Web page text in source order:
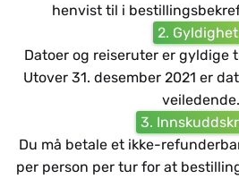
henvist til i
2. Gyldighet
Datoer og reiseruter er gyldige
Utover 31. desember 2021 er
veiledende.
3.
Du må betale et ikke-
per person per tur for at